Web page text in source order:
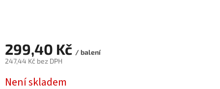
299,40 Kč / balení
247,44 Kč bez DPH
cena:
Není skladem